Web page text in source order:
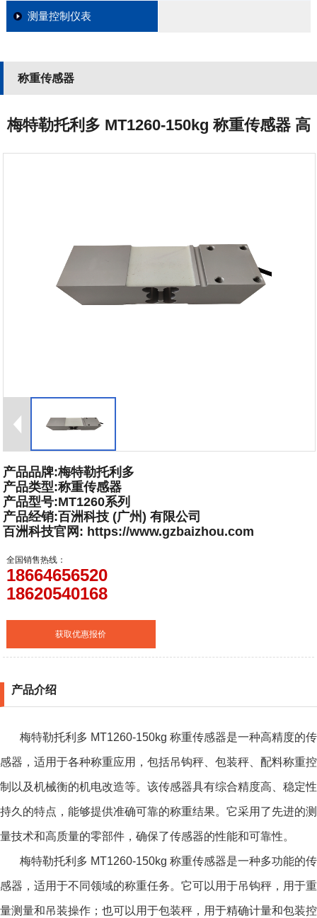
测量控制仪表
称重传感器
梅特勒托利多 MT1260-150kg 称重传感器 高
产品品牌:梅特勒托利多
产品类型:称重传感器
产品型号:MT1260系列
产品经销:百洲科技 (广州) 有限公司
百洲科技官网: https://www.gzbaizhou.com
全国销售热线：
18664656520
18620540168
获取优惠报价
产品介绍
梅特勒托利多 MT1260-150kg 称重传感器是一种高精度的传
感器，适用于各种称重应用，包括吊钩秤、包装秤、配料称重控
制以及机械衡的机电改造等。该传感器具有综合精度高、稳定性
持久的特点，能够提供准确可靠的称重结果。它采用了先进的测
量技术和高质量的零部件，确保了传感器的性能和可靠性。
梅特勒托利多 MT1260-150kg 称重传感器是一种多功能的传
感器，适用于不同领域的称重任务。它可以用于吊钩秤，用于重
量测量和吊装操作；也可以用于包装秤，用于精确计量和包装控